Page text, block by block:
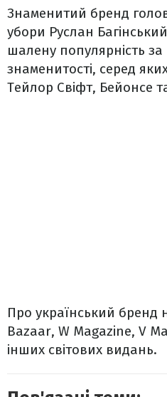
Знаменитий бренд
убори Руслан
шалену популярність
знаменитості, серед
Тейлор Свіфт, Бейонсе
Про український бренд
Bazaar, W Magazine, V
інших світових видань.